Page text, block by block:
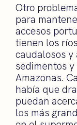
Otro
para
accesos
tienen los
caudalosos
sedimentos
Amazonas.
había que
puedan
los más